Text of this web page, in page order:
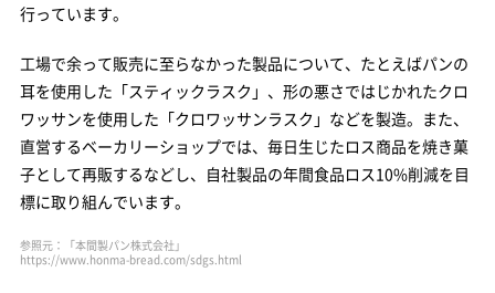
行っています。
工場で余って販売に至らなかった製品について、たとえばパンの
耳を使用した「スティックラスク」、形の悪さではじかれたクロ
ワッサンを使用した「クロワッサンラスク」などを製造。また、
直営するベーカリーショップでは、毎日生じたロス商品を焼き菓
子として再販するなどし、自社製品の年間食品ロス10%削減を目
標に取り組んでいます。
参照元：「本間製パン株式会社」
https://www.honma-bread.com/sdgs.html